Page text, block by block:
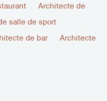
Architecte de
salle de sport
de bar
Architecte